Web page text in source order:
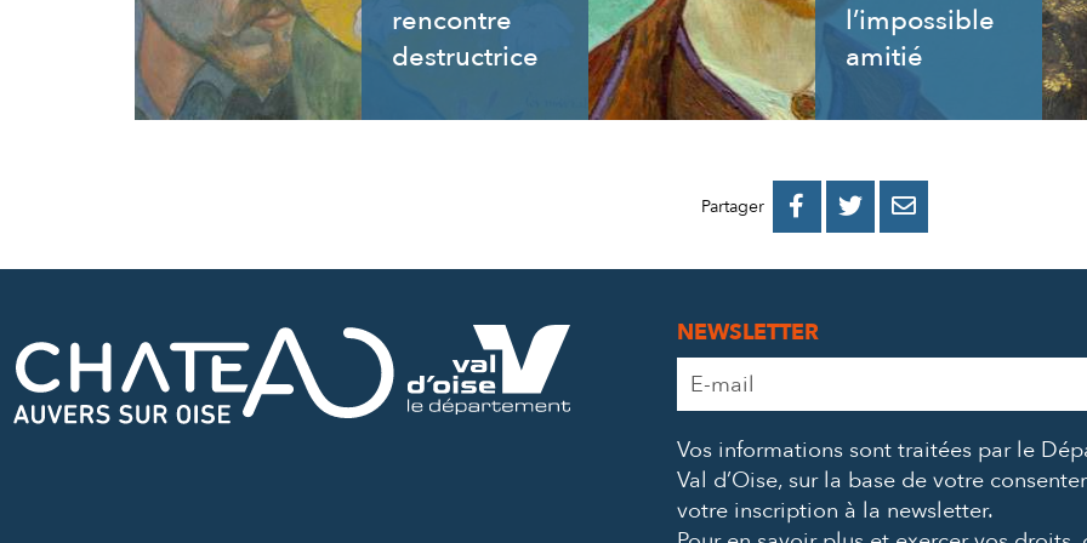
rencontre
destructrice
l’impossible
amitié
Partager 
PARTAGER
PARTAGER
PARTAGER
NEWSLETTER
Adresse
e-
*
Vos informations sont traitées par le
Val d’Oise, sur la base de votre
votre inscription à la newsletter.